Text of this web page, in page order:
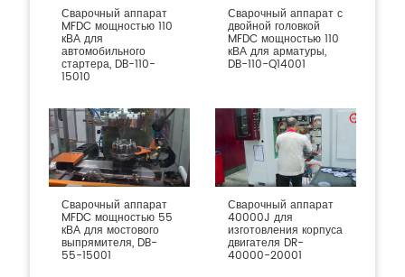
Сварочный аппарат
MFDC мощностью 110
кВА для
автомобильного
стартера, DB-110-
15010
Сварочный аппарат с
двойной головкой
MFDC мощностью 110
кВА для арматуры,
DB-110-Q14001
Сварочный аппарат
MFDC мощностью 55
кВА для мостового
выпрямителя, DB-
55-15001
Сварочный аппарат
40000J для
изготовления корпуса
двигателя DR-
40000-20001